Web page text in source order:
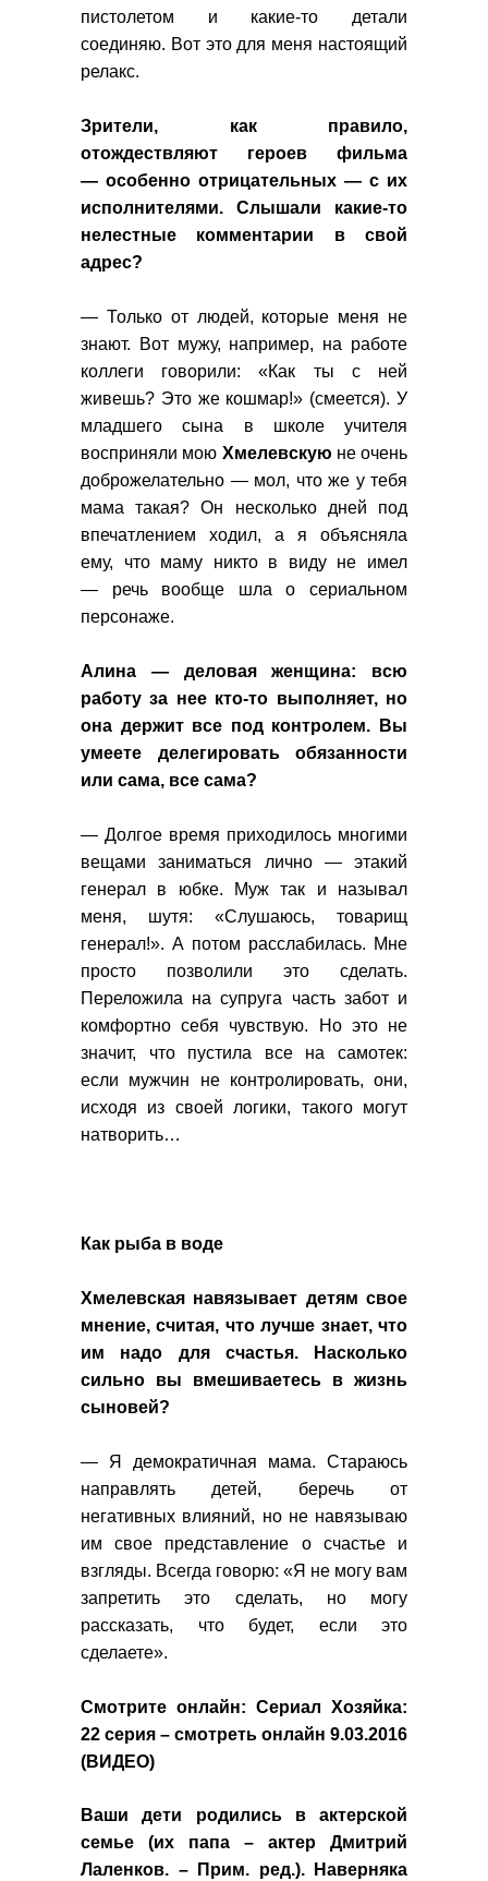
пистолетом и какие-то детали
соединяю. Вот это для меня настоящий
релакс.
Зрители, как правило,
отождествляют героев фильма
— особенно отрицательных — с их
исполнителями. Слышали какие-то
нелестные комментарии в свой
адрес?
— Только от людей, которые меня не
знают. Вот мужу, например, на работе
коллеги говорили: «Как ты с ней
живешь? Это же кошмар!» (смеется). У
младшего сына в школе учителя
восприняли мою Хмелевскую не очень
доброжелательно — мол, что же у тебя
мама такая? Он несколько дней под
впечатлением ходил, а я объясняла
ему, что маму никто в виду не имел
— речь вообще шла о сериальном
персонаже.
Алина — деловая женщина: всю
работу за нее кто-то выполняет, но
она держит все под контролем. Вы
умеете делегировать обязанности
или сама, все сама?
— Долгое время приходилось многими
вещами заниматься лично — этакий
генерал в юбке. Муж так и называл
меня, шутя: «Слушаюсь, товарищ
генерал!». А потом расслабилась. Мне
просто позволили это сделать.
Переложила на супруга часть забот и
комфортно себя чувствую. Но это не
значит, что пустила все на самотек:
если мужчин не контролировать, они,
исходя из своей логики, такого могут
натворить…
Как рыба в воде
Хмелевская навязывает детям свое
мнение, считая, что лучше знает, что
им надо для счастья. Насколько
сильно вы вмешиваетесь в жизнь
сыновей?
— Я демократичная мама. Стараюсь
направлять детей, беречь от
негативных влияний, но не навязываю
им свое представление о счастье и
взгляды. Всегда говорю: «Я не могу вам
запретить это сделать, но могу
рассказать, что будет, если это
сделаете».
Смотрите онлайн: Сериал Хозяйка:
22 серия – смотреть онлайн 9.03.2016
(ВИДЕО)
Ваши дети родились в актерской
семье (их папа – актер Дмитрий
Лаленков. – Прим. ред.). Наверняка